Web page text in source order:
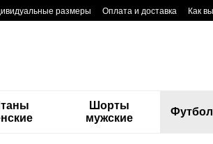
размеры Оплата и доставка Как
Шорты
мужские